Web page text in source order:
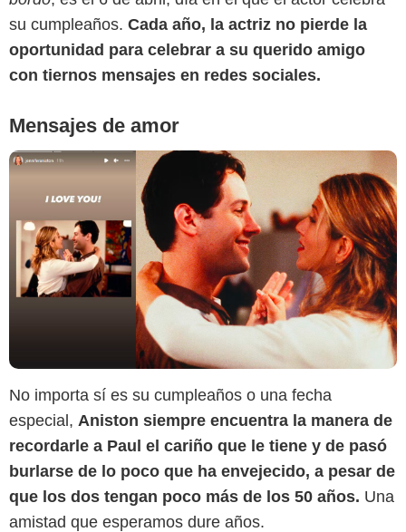
su cumpleaños. Cada año, la actriz no pierde la
oportunidad para celebrar a su querido amigo
con tiernos mensajes en redes sociales.
Mensajes de amor
No importa sí es su cumpleaños o una fecha
especial, Aniston siempre encuentra la manera de
recordarle a Paul el cariño que le tiene y de pasó
burlarse de lo poco que ha envejecido, a pesar de
que los dos tengan poco más de los 50 años. Una
amistad que esperamos dure años.